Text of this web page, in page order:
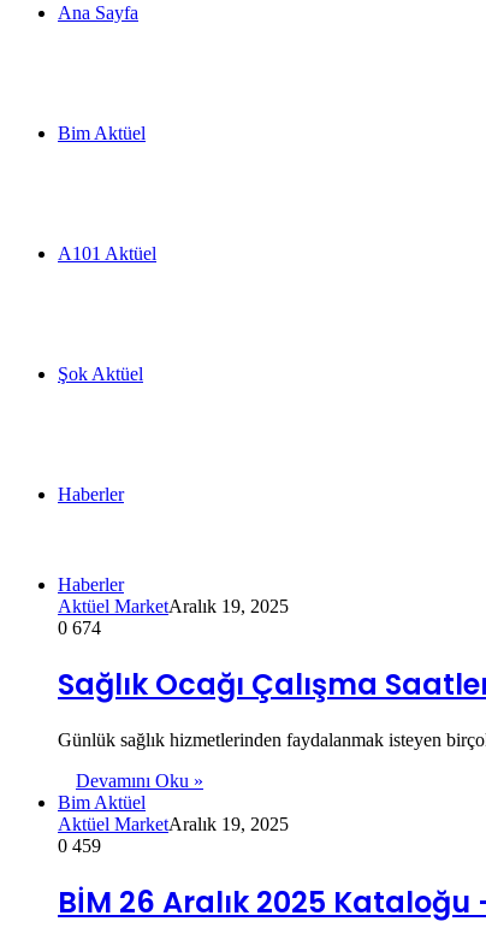
Ana Sayfa
Bim Aktüel
A101 Aktüel
Şok Aktüel
Haberler
Haberler
Aktüel MarketAralık 19, 2025
0 674
Sağlık Ocağı Çalışma
Günlük sağlık hizmetlerinden faydalanmak isteyen
Devamını Oku »
Bim Aktüel
Aktüel MarketAralık 19, 2025
0 459
BİM 26 Aralık 2025